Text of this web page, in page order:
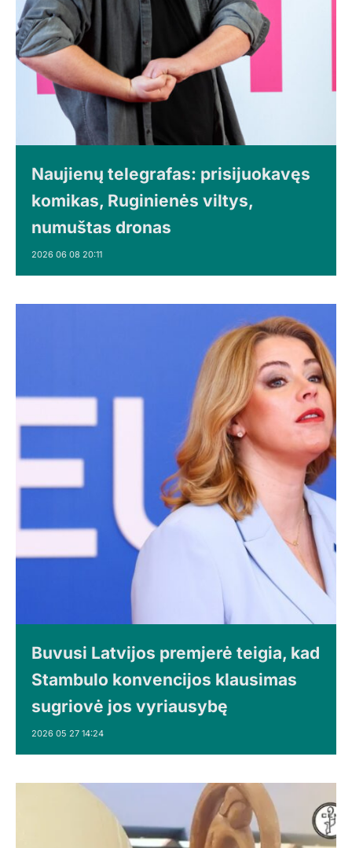
Naujienų telegrafas: prisijuokavęs
komikas, Ruginienės viltys,
numuštas dronas
2026 06 08 20:11
Buvusi Latvijos premjerė teigia, kad
Stambulo konvencijos klausimas
sugriovė jos vyriausybę
2026 05 27 14:24